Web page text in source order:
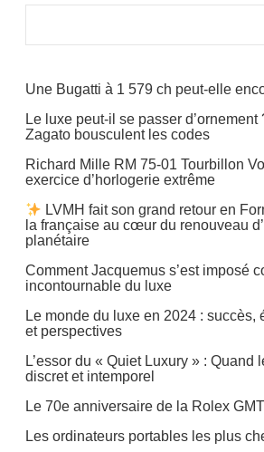
Une Bugatti à 1 579 ch peut-elle
Le luxe peut-il se passer d’ornement
Zagato bousculent les codes
Richard Mille RM 75-01 Tourbillon
exercice d’horlogerie extrême
LVMH fait son grand retour en
la française au cœur du renouveau
planétaire
Comment Jacquemus s’est imposé
incontournable du luxe
Le monde du luxe en 2024 : succès,
et perspectives
L’essor du « Quiet Luxury » : Quand
discret et intemporel
Le 70e anniversaire de la Rolex
Les ordinateurs portables les plus